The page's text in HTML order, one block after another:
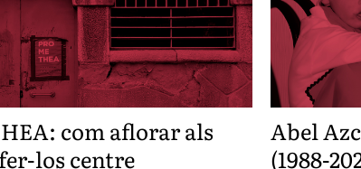
com aflorar als
los centre
Abel
(1988-